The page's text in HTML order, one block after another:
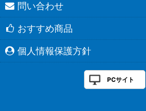
問い合わせ
おすすめ商品
個人情報保護方針
PCサイト